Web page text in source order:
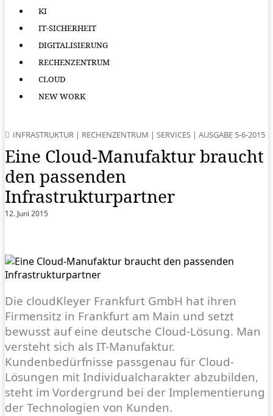
KI
IT-SICHERHEIT
DIGITALISIERUNG
RECHENZENTRUM
CLOUD
NEW WORK
INFRASTRUKTUR | RECHENZENTRUM | SERVICES | AUSGABE 5-6-2015
Eine Cloud-Manufaktur braucht
den passenden
Infrastrukturpartner
12. Juni 2015
Die cloudKleyer Frankfurt GmbH hat ihren
Firmensitz in Frankfurt am Main und setzt
bewusst auf eine deutsche Cloud-Lösung. Man
versteht sich als IT-Manufaktur.
Kundenbedürfnisse passgenau für Cloud-
Lösungen mit Individualcharakter abzubilden,
steht im Vordergrund bei der Implementierung
der Technologien von Kunden.